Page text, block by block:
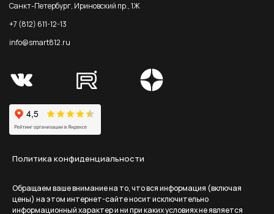
Санкт-Петербург, Ириновский пр., 1Ж
+7 (812) 611-12-13
info@smart812.ru
Политика конфиденциальности
Обращаем ваше внимание на то, что вся информация (включая
цены) на этом интернет-сайте носит исключительно
информационный характер и ни при каких условиях не является